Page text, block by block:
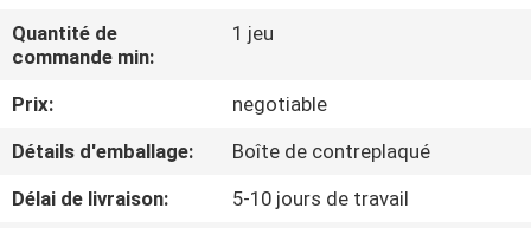
VISITE
D'USINE
CONTACTEZ-
NOUS
Quantité de
commande min:
1 jeu
Prix:
negotiable
Détails d'emballage:
Boîte de contreplaqué
Délai de livraison:
5-10 jours de travail